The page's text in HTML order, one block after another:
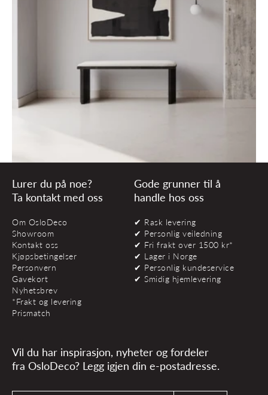
Lurer du på noe?
Ta kontakt med oss
Om OsloDeco
Showroom
Kontakt oss
Kjøpsbetingelser
Personvern
Gavekort
Nyhetsbrev
*Frakt og levering
Prismatch
Gode grunner til å
handle hos oss
✔ Rask levering
✔ Personlig veiledning
✔ Fri frakt over 1500 kr*
✔ Lager i Norge
✔ Personlig kundeservice
✔ Smidig hjemlevering
Vil du har inspirasjon, nyheter og fordeler
fra OsloDeco? Legg igjen din e-postadresse.